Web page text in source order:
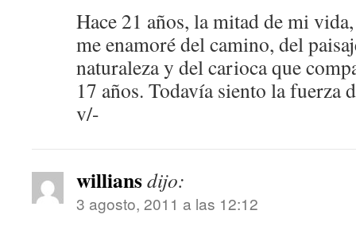
Hace 21 años, la mitad de mi
me enamoré del camino, del
naturaleza y del carioca que
17 años. Todavía siento la fuerza
v/-
williansdijo:
3 agosto, 2011 a las 12:12